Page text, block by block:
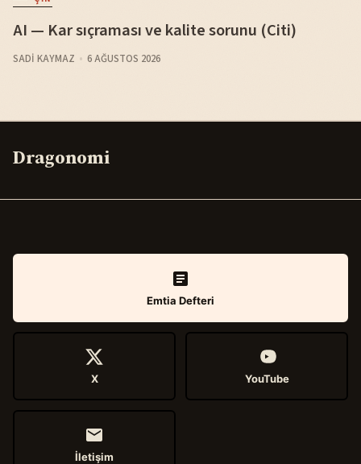
AI — Kar sıçraması ve kalite sorunu (Citi)
SADI KAYMAZ 6 AĞUSTOS 2026
Dragonomi
Emtia Defteri
X YouTube
İletişim